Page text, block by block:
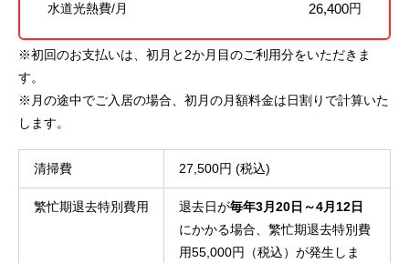
水道光熱費/月 26,400円
※初回のお支払いは、初月と2か月目のご利用分をいただきま
す。
※月の途中でご入居の場合、初月の月額料金は日割りで計算いた
します。
清掃費 27,500円 (税込)
繁忙期退去特別費用 退去日が毎年3月20日～4月12日
にかかる場合、繁忙期退去特別費
用55,000円（税込）が発生しま